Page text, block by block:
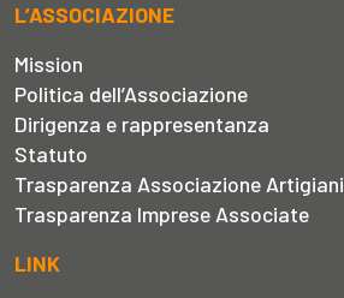
L’ASSOCIAZIONE
Mission
Politica dell’Associazione
Dirigenza e rappresentanza
Statuto
Trasparenza Associazione Artigiani
Trasparenza Imprese Associate
LINK